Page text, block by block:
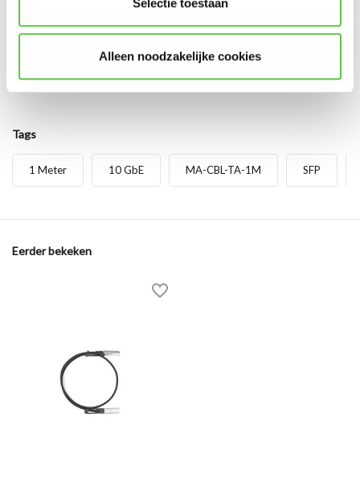
Selectie toestaan
Alleen noodzakelijke cookies
Er zijn nog geen reviews geschreven over dit product..
Schrijf je eigen review
Tags
1 Meter 10 GbE MA-CBL-TA-1M SFP
Eerder bekeken